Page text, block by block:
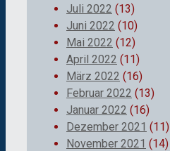
Juli 2022 (13)
Juni 2022 (10)
Mai 2022 (12)
April 2022 (11)
März 2022 (16)
Februar 2022 (13)
Januar 2022 (16)
Dezember 2021 (11)
November 2021 (14)